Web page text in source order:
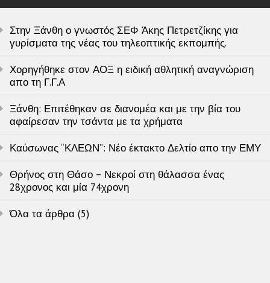
Στην Ξάνθη ο γνωστός ΣΕΦ Άκης Πετρετζίκης για
γυρίσματα της νέας του τηλεοπτικής εκπομπής.
Χορηγήθηκε στον ΑΟΞ η ειδική αθλητική αναγνώριση
απο τη Γ.Γ.Α
Ξάνθη: Επιτέθηκαν σε διανομέα και με την βία του
αφαίρεσαν την τσάντα με τα χρήματα
Καύσωνας “ΚΛΕΩΝ”: Νέο έκτακτο Δελτίο απο την ΕΜΥ
Θρήνος στη Θάσο – Νεκροί στη θάλασσα ένας
28χρονος και μία 74χρονη
Όλα τα άρθρα (5)